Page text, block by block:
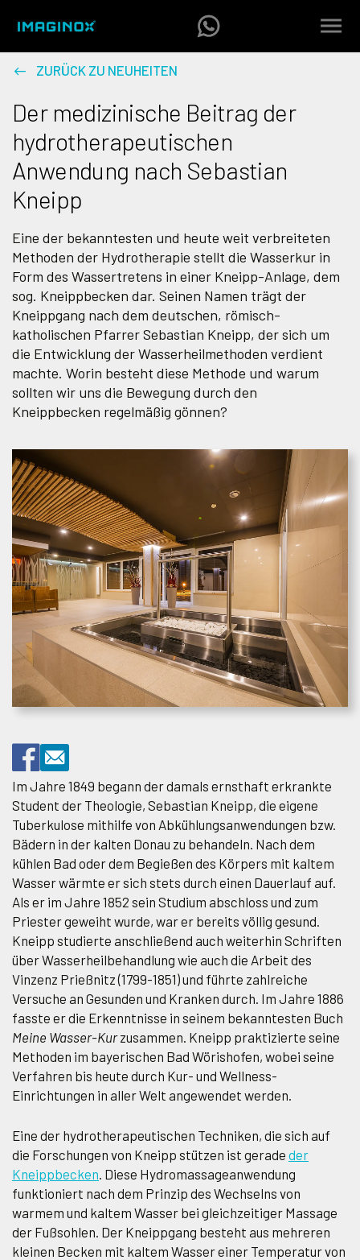
ZURÜCK ZU NEUHEITEN
Der medizinische Beitrag der
hydrotherapeutischen
Anwendung nach Sebastian
Kneipp
Eine der bekanntesten und heute weit verbreiteten
Methoden der Hydrotherapie stellt die Wasserkur in
Form des Wassertretens in einer Kneipp-Anlage, dem
sog. Kneippbecken dar. Seinen Namen trägt der
Kneippgang nach dem deutschen, römisch-
katholischen Pfarrer Sebastian Kneipp, der sich um
die Entwicklung der Wasserheilmethoden verdient
machte. Worin besteht diese Methode und warum
sollten wir uns die Bewegung durch den
Kneippbecken regelmäßig gönnen?
Im Jahre 1849 begann der damals ernsthaft erkrankte
Student der Theologie, Sebastian Kneipp, die eigene
Tuberkulose mithilfe von Abkühlungsanwendungen bzw.
Bädern in der kalten Donau zu behandeln. Nach dem
kühlen Bad oder dem Begießen des Körpers mit kaltem
Wasser wärmte er sich stets durch einen Dauerlauf auf.
Als er im Jahre 1852 sein Studium abschloss und zum
Priester geweiht wurde, war er bereits völlig gesund.
Kneipp studierte anschließend auch weiterhin Schriften
über Wasserheilbehandlung wie auch die Arbeit des
Vinzenz Prießnitz (1799-1851) und führte zahlreiche
Versuche an Gesunden und Kranken durch. Im Jahre 1886
fasste er die Erkenntnisse in seinem bekanntesten Buch
Meine Wasser-Kurzusammen. Kneipp praktizierte seine
Methoden im bayerischen Bad Wörishofen, wobei seine
Verfahren bis heute durch Kur- und Wellness-
Einrichtungen in aller Welt angewendet werden.
Eine der hydrotherapeutischen Techniken, die sich auf
die Forschungen von Kneipp stützen ist gerade der
Kneippbecken . Diese Hydromassageanwendung
funktioniert nach dem Prinzip des Wechselns von
warmem und kaltem Wasser bei gleichzeitiger Massage
der Fußsohlen. Der Kneippgang besteht aus mehreren
kleinen Becken mit kaltem Wasser einer Temperatur von